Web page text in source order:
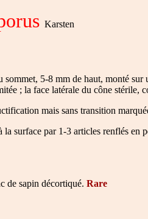
Karsten
5-8 mm de haut, monté
; la face latérale du cône stérile,
mais sans transition
surface par 1-3 articles renflés
de sapin décortiqué. Rare